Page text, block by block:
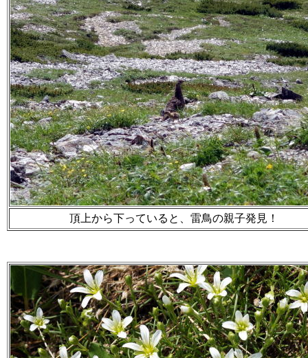
頂上から下っていると、雷鳥の親子発見！